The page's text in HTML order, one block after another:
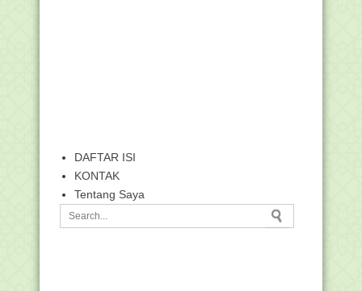
DAFTAR ISI
KONTAK
Tentang Saya